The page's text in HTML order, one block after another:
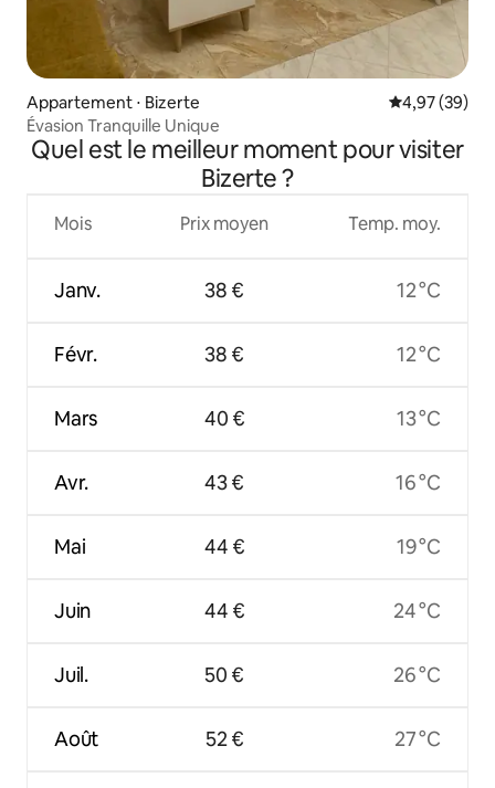
Appartement ⋅ Bizerte Évaluation
4,97 (39)
Évasion Tranquille Unique
Quel est le meilleur moment pour visiter
Bizerte ?
Mois
Janv.
Févr.
Mars
Avr.
Mai
Juin
Juil.
Août
Prix moyen
38 €
38 €
40 €
43 €
44 €
44 €
50 €
52 €
Temp. moy.
12 °C
12 °C
13 °C
16 °C
19 °C
24 °C
26 °C
27 °C